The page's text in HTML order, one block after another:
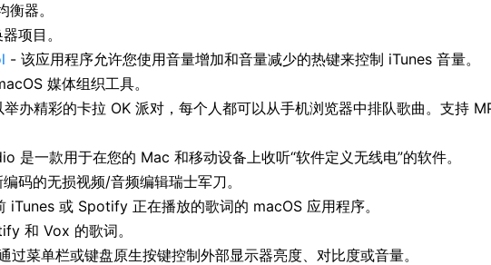
器。
项目。
- 该应用程序允许您使用音量增加和音量减少的热键来控制 iTunes 音量。
媒体组织工具。
举办精彩的卡拉 OK 派对，每个人都可以从手机浏览器中排队歌曲。支持
是一款用于在您的 Mac 和移动设备上收听“软件定义无线电”的软件。
码的无损视频/音频编辑瑞士军刀。
iTunes 或 Spotify 正在播放的歌词的 macOS 应用程序。
和 Vox 的歌词。
过菜单栏或键盘原生按键控制外部显示器亮度、对比度或音量。